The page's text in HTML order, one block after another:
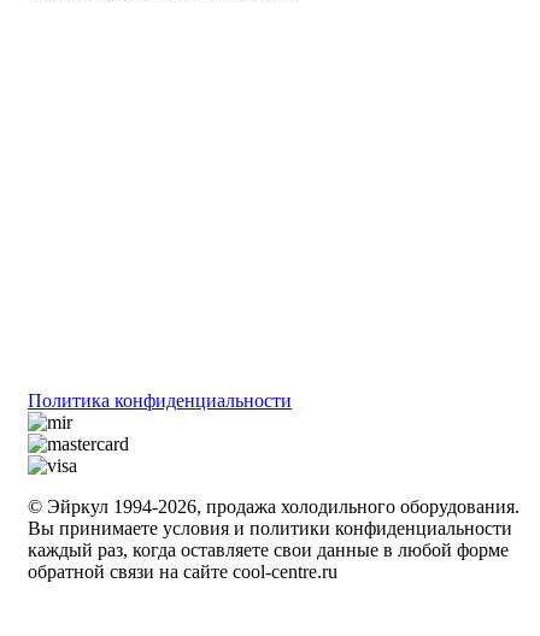
Политика конфиденциальности
© Эйркул 1994-2026, продажа холодильного оборудования.
Вы принимаете условия и политики конфиденциальности
каждый раз, когда оставляете свои данные в любой форме
обратной связи на сайте cool-centre.ru